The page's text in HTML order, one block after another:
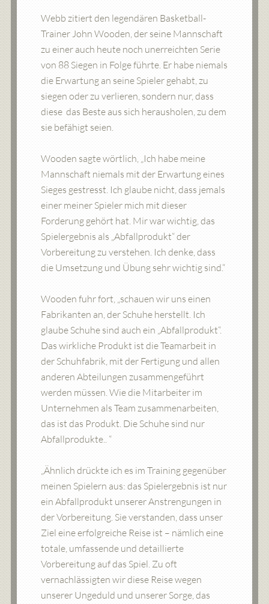
Webb zitiert den legendären Basketball-
Trainer John Wooden, der seine Mannschaft
zu einer auch heute noch unerreichten Serie
von 88 Siegen in Folge führte. Er habe niemals
die Erwartung an seine Spieler gehabt, zu
siegen oder zu verlieren, sondern nur, dass
diese das Beste aus sich herausholen, zu dem
sie befähigt seien.
Wooden sagte wörtlich, „Ich habe meine
Mannschaft niemals mit der Erwartung eines
Sieges gestresst. Ich glaube nicht, dass jemals
einer meiner Spieler mich mit dieser
Forderung gehört hat. Mir war wichtig, das
Spielergebnis als „Abfallprodukt“ der
Vorbereitung zu verstehen. Ich denke, dass
die Umsetzung und Übung sehr wichtig sind.“
Wooden fuhr fort, „schauen wir uns einen
Fabrikanten an, der Schuhe herstellt. Ich
glaube Schuhe sind auch ein „Abfallprodukt“.
Das wirkliche Produkt ist die Teamarbeit in
der Schuhfabrik, mit der Fertigung und allen
anderen Abteilungen zusammengeführt
werden müssen. Wie die Mitarbeiter im
Unternehmen als Team zusammenarbeiten,
das ist das Produkt. Die Schuhe sind nur
Abfallprodukte.. “
„Ähnlich drückte ich es im Training gegenüber
meinen Spielern aus: das Spielergebnis ist nur
ein Abfallprodukt unserer Anstrengungen in
der Vorbereitung. Sie verstanden, dass unser
Ziel eine erfolgreiche Reise ist – nämlich eine
totale, umfassende und detaillierte
Vorbereitung auf das Spiel. Zu oft
vernachlässigten wir diese Reise wegen
unserer Ungeduld und unserer Sorge, das